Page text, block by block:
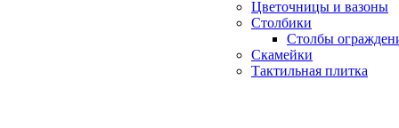
Цветочницы и вазоны
Столбики
Столбы
Скамейки
Тактильная плитка